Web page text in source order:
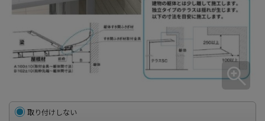
取り付けしない